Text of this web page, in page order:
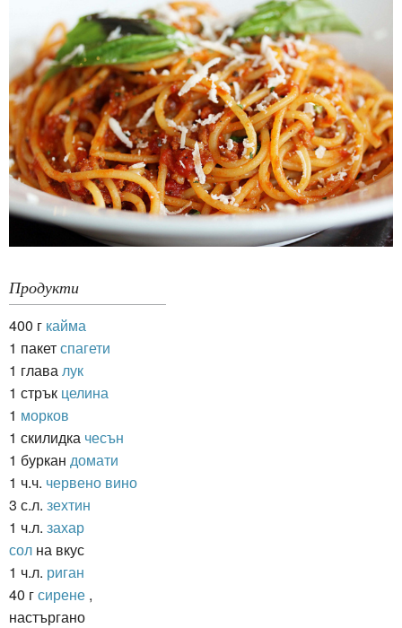
Продукти
400 г кайма
1 пакетспагети
1 глава лук
1 стрък целина
1 морков
1 скилидка чесън
1 буркан домати
1 ч.ч. червено вино
3 с.л. зехтин
1 ч.л. захар
сол на вкус
1 ч.л. риган
40 гсирене ,
настъргано